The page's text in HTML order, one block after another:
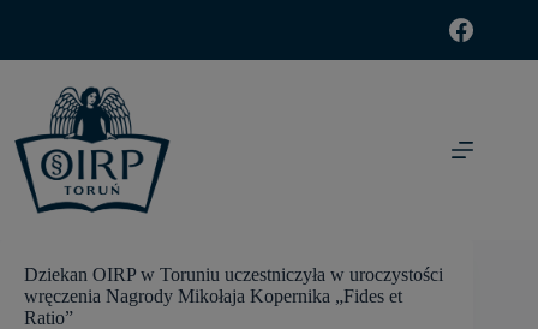
Dziekan OIRP w Toruniu uczestniczyła w uroczystości
wręczenia Nagrody Mikołaja Kopernika „Fides et
Ratio”